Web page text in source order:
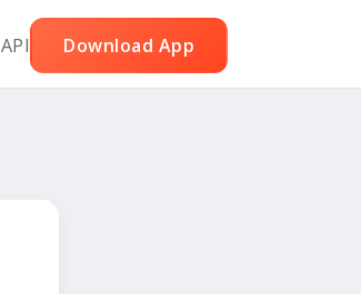
API Download App